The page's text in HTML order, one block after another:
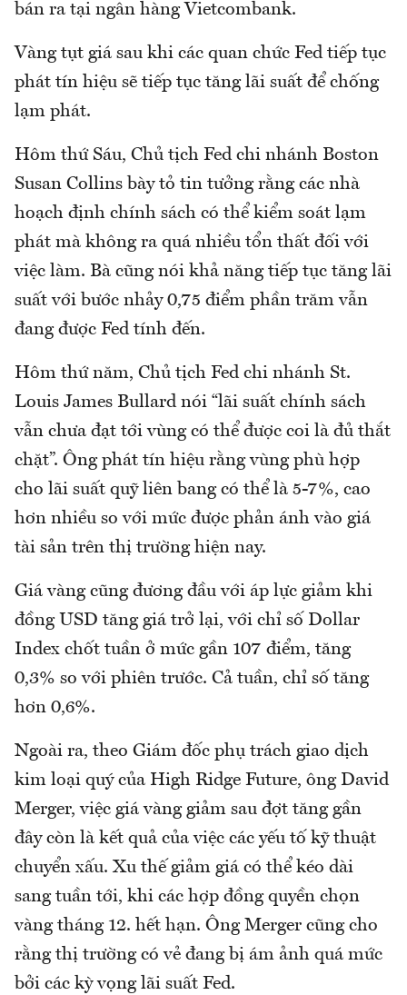
bán ra tại ngân hàng Vietcombank.
Vàng tụt giá sau khi các quan chức Fed tiếp tục
phát tín hiệu sẽ tiếp tục tăng lãi suất để chống
lạm phát.
Hôm thứ Sáu, Chủ tịch Fed chi nhánh Boston
Susan Collins bày tỏ tin tưởng rằng các nhà
hoạch định chính sách có thể kiểm soát lạm
phát mà không ra quá nhiều tổn thất đối với
việc làm. Bà cũng nói khả năng tiếp tục tăng lãi
suất với bước nhảy 0,75 điểm phần trăm vẫn
đang được Fed tính đến.
Hôm thứ năm, Chủ tịch Fed chi nhánh St.
Louis James Bullard nói “lãi suất chính sách
vẫn chưa đạt tới vùng có thể được coi là đủ thắt
chặt”. Ông phát tín hiệu rằng vùng phù hợp
cho lãi suất quỹ liên bang có thể là 5-7%, cao
hơn nhiều so với mức được phản ánh vào giá
tài sản trên thị trường hiện nay.
Giá vàng cũng đương đầu với áp lực giảm khi
đồng USD tăng giá trở lại, với chỉ số Dollar
Index chốt tuần ở mức gần 107 điểm, tăng
0,3% so với phiên trước. Cả tuần, chỉ số tăng
hơn 0,6%.
Ngoài ra, theo Giám đốc phụ trách giao dịch
kim loại quý của High Ridge Future, ông David
Merger, việc giá vàng giảm sau đợt tăng gần
đây còn là kết quả của việc các yếu tố kỹ thuật
chuyển xấu. Xu thế giảm giá có thể kéo dài
sang tuần tới, khi các hợp đồng quyền chọn
vàng tháng 12. hết hạn. Ông Merger cũng cho
rằng thị trường có vẻ đang bị ám ảnh quá mức
bởi các kỳ vọng lãi suất Fed.